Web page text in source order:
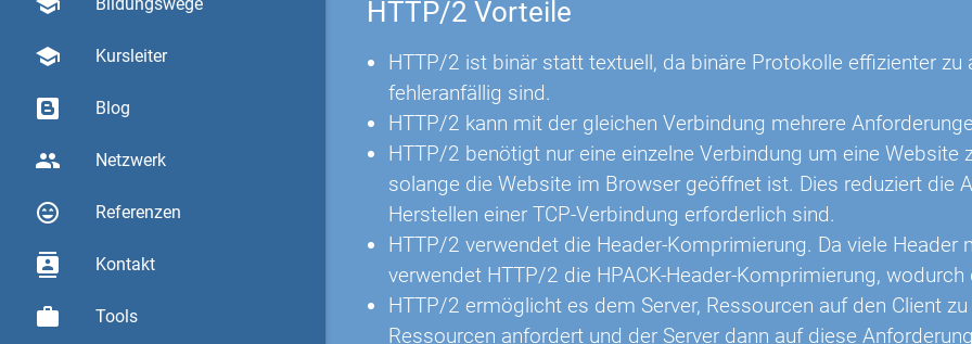
school Kursleiter
Blog
group Netzwerk
sentiment_very_satisfied Referenzen
contacts Kontakt
work Tools
HTTP/2 Vorteile
HTTP/2 ist binär statt textuell, da binäre Protokolle effizienter
fehleranfällig sind.
HTTP/2 kann mit der gleichen Verbindung mehrere
HTTP/2 benötigt nur eine einzelne Verbindung um eine Website
solange die Website im Browser geöffnet ist. Dies reduziert die
Herstellen einer TCP-Verbindung erforderlich sind.
HTTP/2 verwendet die Header-Komprimierung. Da viele
verwendet HTTP/2 die HPACK-Header-Komprimierung,
HTTP/2 ermöglicht es dem Server, Ressourcen auf den Client
Ressourcen anfordert und der Server dann auf diese